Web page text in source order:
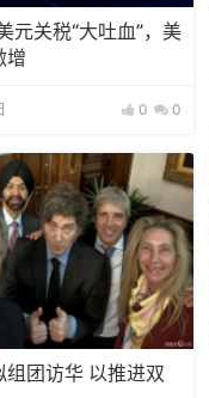
元关税“大吐血”，美
增
0 0
组团访华 以推进双